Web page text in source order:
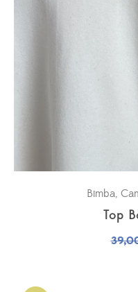
Bimba,
Top